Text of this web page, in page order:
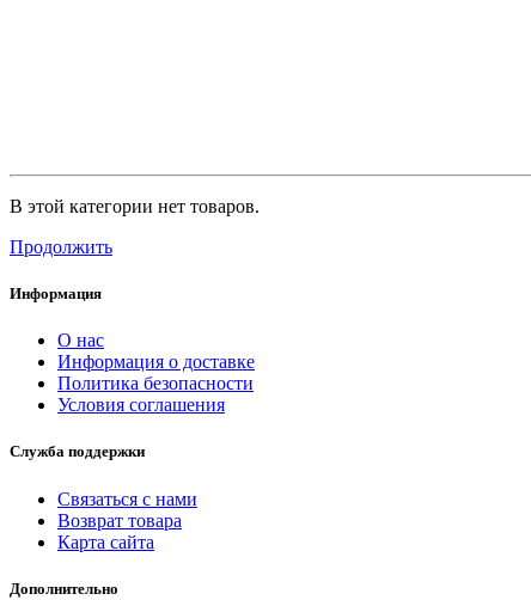
В этой категории нет товаров.
Продолжить
Информация
О нас
Информация о доставке
Политика безопасности
Условия соглашения
Служба поддержки
Связаться с нами
Возврат товара
Карта сайта
Дополнительно